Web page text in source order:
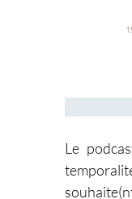
Le